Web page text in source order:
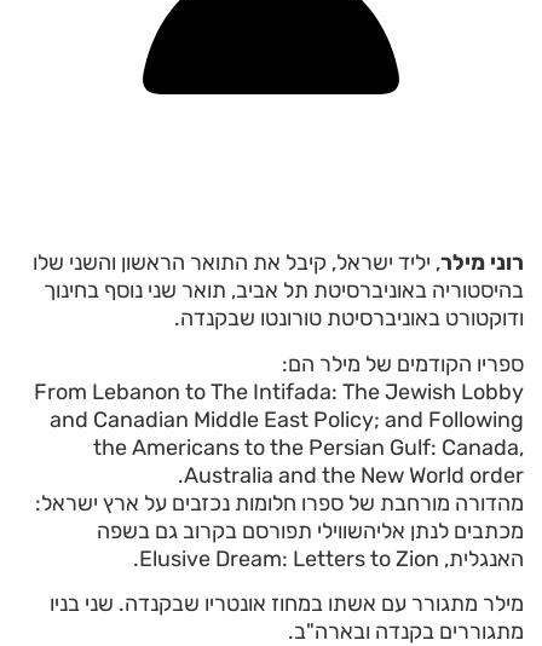
רוני מילר, יליד ישראל, קיבל את התואר הראשון והשני שלו
בהיסטוריה באוניברסיטת תל אביב, תואר שני נוסף בחינוך
ודוקטורט באוניברסיטת טורונטו שבקנדה.
ספריו הקודמים של מילר הם:
From Lebanon to The Intifada: The Jewish Lobby
and Canadian Middle East Policy; and Following
the Americans to the Persian Gulf: Canada,
Australia and the New World order.
מהדורה מורחבת של ספרו חלומות נכזבים על ארץ ישראל:
מכתבים לנתן אליהשווילי תפורסם בקרוב גם בשפה
האנגלית, Elusive Dream: Letters to Zion.
מילר מתגורר עם אשתו במחוז אונטריו שבקנדה. שני בניו
מתגוררים בקנדה ובארה"ב.